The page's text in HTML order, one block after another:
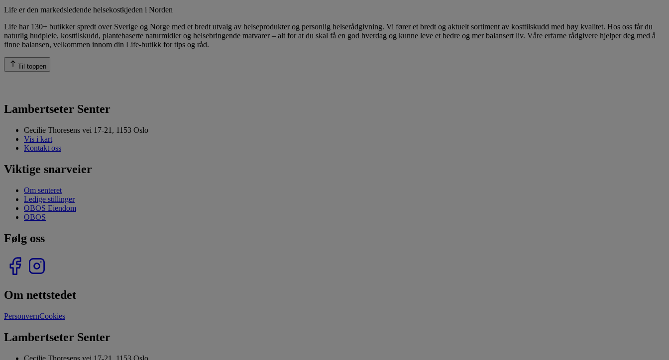
Life er den markedsledende helsekostkjeden i Norden
Life har 130+ butikker spredt over Sverige og Norge med et bredt utvalg av helseprodukter og personlig helserådgivning. Vi fører et bredt og aktuelt sortiment av kosttilskudd med høy kvalitet. Hos oss får du
naturlig hudpleie, kosttilskudd, plantebaserte naturmidler og helsebringende matvarer – alt for at du skal få en god hverdag og kunne leve et bedre og mer balansert liv. Våre erfarne rådgivere hjelper deg med å
finne balansen, velkommen innom din Life-butikk for tips og råd.
Til toppen
Lambertseter Senter
Cecilie Thoresens vei 17-21, 1153 Oslo
Vis i kart
Kontakt oss
Viktige snarveier
Om senteret
Ledige stillinger
OBOS Eiendom
OBOS
Følg oss
Om nettstedet
PersonvernCookies
Lambertseter Senter